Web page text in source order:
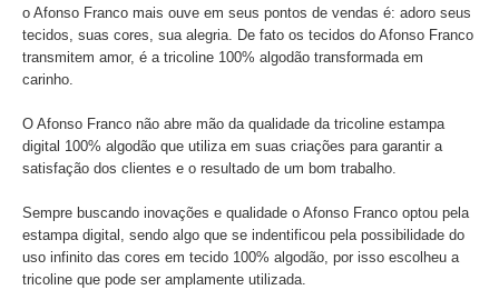
o Afonso Franco mais ouve em seus pontos de vendas é: adoro seus
tecidos, suas cores, sua alegria. De fato os tecidos do Afonso Franco
transmitem amor, é a tricoline 100% algodão transformada em
carinho.
O Afonso Franco não abre mão da qualidade da tricoline estampa
digital 100% algodão que utiliza em suas criações para garantir a
satisfação dos clientes e o resultado de um bom trabalho.
Sempre buscando inovações e qualidade o Afonso Franco optou pela
estampa digital, sendo algo que se indentificou pela possibilidade do
uso infinito das cores em tecido 100% algodão, por isso escolheu a
tricoline que pode ser amplamente utilizada.